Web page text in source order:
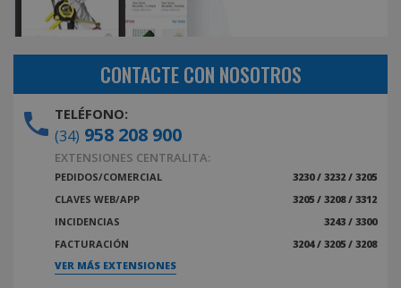
CONTACTE CON NOSOTROS
TELÉFONO:
(34) 958 208 900
EXTENSIONES CENTRALITA:
PEDIDOS/COMERCIAL
3230 / 3232 / 3205
CLAVES WEB/APP
3205 / 3208 / 3312
INCIDENCIAS
3243 / 3300
FACTURACIÓN
3204 / 3205 / 3208
VER MÁS EXTENSIONES